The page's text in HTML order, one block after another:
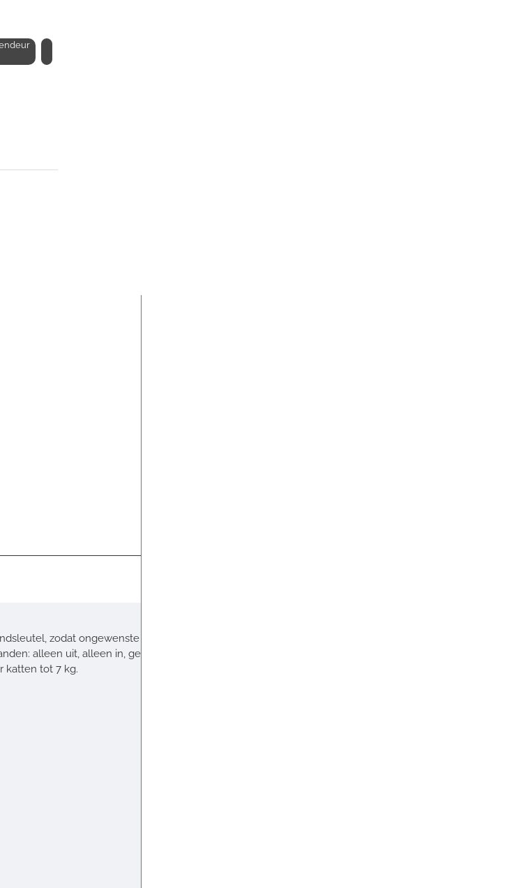
zodat ongewenste katten niet binnen kunnen komen.
alleen uit, alleen in, geheel open, gesloten.
katten tot 7 kg.